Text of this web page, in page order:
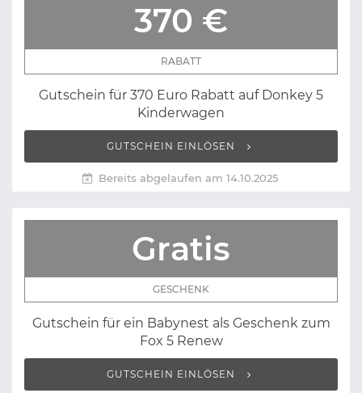
370 €
RABATT
Gutschein für 370 Euro Rabatt auf Donkey 5
Kinderwagen
GUTSCHEIN EINLÖSEN
Bereits abgelaufen am 14.10.2025
Gratis
GESCHENK
Gutschein für ein Babynest als Geschenk zum
Fox 5 Renew
GUTSCHEIN EINLÖSEN